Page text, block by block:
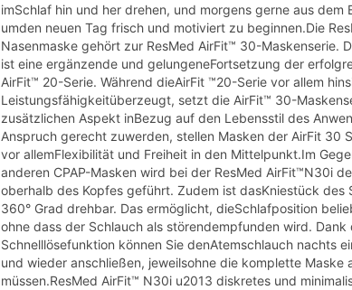
imSchlaf hin und her drehen, und morgens gerne aus dem
umden neuen Tag frisch und motiviert zu beginnen.Die
Nasenmaske gehört zur ResMed AirFit™ 30-Maskenserie.
ist eine ergänzende und gelungeneFortsetzung der
AirFit™ 20-Serie. Während dieAirFit ™20-Serie vor allem
Leistungsfähigkeitüberzeugt, setzt die AirFit™ 30-
zusätzlichen Aspekt inBezug auf den Lebensstil des
Anspruch gerecht zuwerden, stellen Masken der AirFit 30
vor allemFlexibilität und Freiheit in den Mittelpunkt.Im
anderen CPAP-Masken wird bei der ResMed AirFit™N30i
oberhalb des Kopfes geführt. Zudem ist dasKniestück des
360° Grad drehbar. Das ermöglicht, dieSchlafposition
ohne dass der Schlauch als störendempfunden wird. Dank
Schnelllösefunktion können Sie denAtemschlauch nachts
und wieder anschließen, jeweilsohne die komplette Maske
müssen.ResMed AirFit™ N30i u2013 diskretes und